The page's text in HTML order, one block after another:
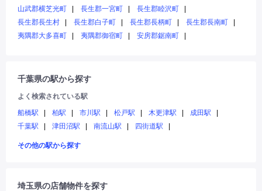
山武郡横芝光町
長生郡一宮町
長生郡睦沢町
長生郡長生村
長生郡白子町 長生郡長柄町
長生郡長南町
夷隅郡大多喜町
夷隅郡御宿町 安房郡鋸南町
千葉県の駅から探す
よく検索されている駅
船橋駅
柏駅 市川駅 松戸駅 木更津駅
成田駅
千葉駅
津田沼駅 南流山駅 四街道駅
その他の駅から探す
埼玉県の店舗物件を探す